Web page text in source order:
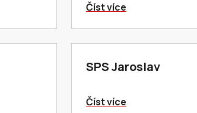
Číst více
SPS Jaroslav
Číst více